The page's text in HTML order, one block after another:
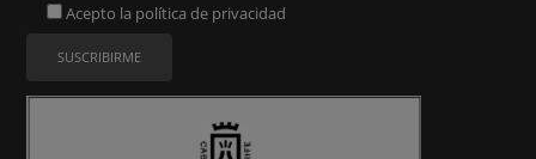
Acepto la política de privacidad